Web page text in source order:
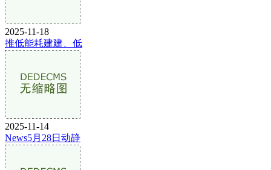
2025-11-18
推低能耗建建、低
2025-11-14
News5月28日动静